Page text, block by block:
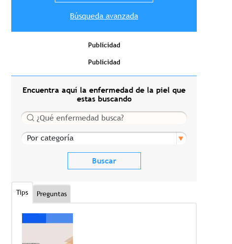
Búsqueda avanzada
Publicidad
Publicidad
Encuentra aquí la enfermedad de la piel que
estas buscando
Buscar
Por categoría
Tips Preguntas